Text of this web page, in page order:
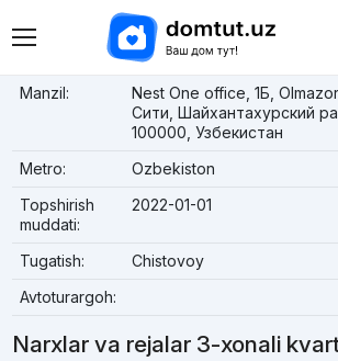
Manzil:
Nest One office, 1Б,
Сити, Шайхантахурский
100000, Узбекистан
Metro:
Ozbekiston
Topshirish
muddati:
2022-01-01
Tugatish:
Chistovoy
Avtoturargoh:
Narxlar va rejalar 3-xonali